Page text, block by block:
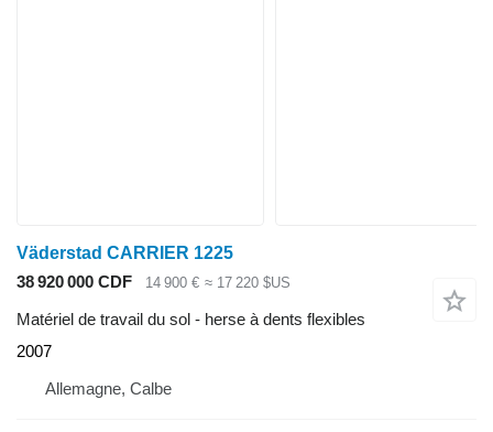
Väderstad CARRIER 1225
38 920 000 CDF
14 900 € ≈ 17 220 $US
Matériel de travail du sol - herse à dents flexibles
2007
Allemagne, Calbe